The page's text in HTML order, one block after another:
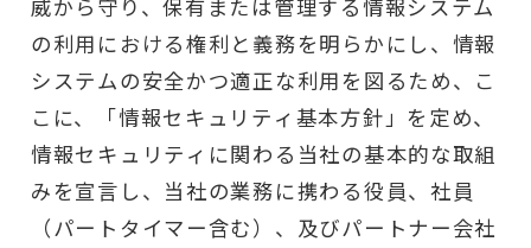
威から守り、保有または管理する情報システム
の利用における権利と義務を明らかにし、情報
システムの安全かつ適正な利用を図るため、こ
こに、「情報セキュリティ基本方針」を定め、
情報セキュリティに関わる当社の基本的な取組
みを宣言し、当社の業務に携わる役員、社員
（パートタイマー含む）、及びパートナー会社